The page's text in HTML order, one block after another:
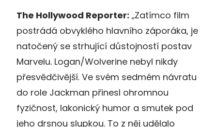
The Hollywood Reporter: „Zatímco film
postrádá obvyklého hlavního záporáka, je
natočený se strhující důstojností postav
Marvelu. Logan/Wolverine nebyl nikdy
přesvědčivější. Ve svém sedmém návratu
do role Jackman přinesl ohromnou
fyzičnost, lakonický humor a smutek pod
jeho drsnou slupkou. To z něj udělalo